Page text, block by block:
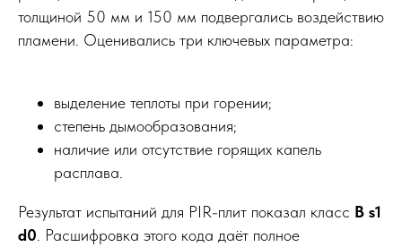
толщиной 50 мм и 150 мм подвергались воздействию
пламени. Оценивались три ключевых параметра:
выделение теплоты при горении;
степень дымообразования;
наличие или отсутствие горящих капель
расплава.
Результат испытаний для PIR-плит показал класс B s1
d0 . Расшифровка этого кода даёт полное